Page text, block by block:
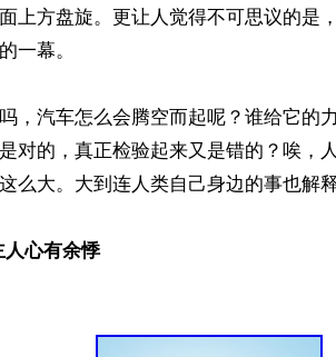
上方盘旋。更让人觉得不可思议的是
一幕。
，汽车怎么会腾空而起呢？谁给它的
对的，真正检验起来又是错的？唉，
么大。大到连人类自己身边的事也解释
人心有余悸